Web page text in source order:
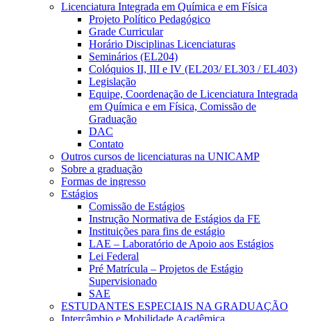
Licenciatura Integrada em Química e em Física
Projeto Político Pedagógico
Grade Curricular
Horário Disciplinas Licenciaturas
Seminários (EL204)
Colóquios II, III e IV (EL203/ EL303 / EL403)
Legislação
Equipe, Coordenação de Licenciatura Integrada
em Química e em Física, Comissão de
Graduação
DAC
Contato
Outros cursos de licenciaturas na UNICAMP
Sobre a graduação
Formas de ingresso
Estágios
Comissão de Estágios
Instrução Normativa de Estágios da FE
Instituições para fins de estágio
LAE – Laboratório de Apoio aos Estágios
Lei Federal
Pré Matrícula – Projetos de Estágio
Supervisionado
SAE
ESTUDANTES ESPECIAIS NA GRADUAÇÃO
Intercâmbio e Mobilidade Acadêmica